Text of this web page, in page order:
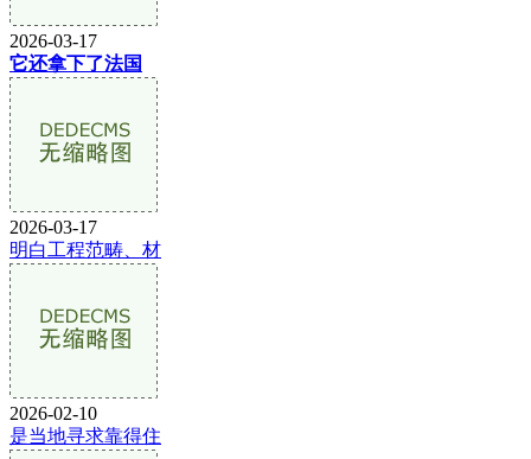
2026-03-17
它还拿下了法国
2026-03-17
明白工程范畴、材
2026-02-10
是当地寻求靠得住